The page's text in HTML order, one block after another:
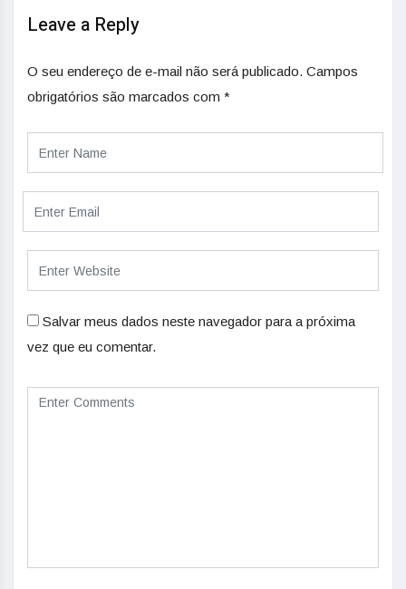
Leave a Reply
O seu endereço de e-mail não será publicado. Campos
obrigatórios são marcados com *
Salvar meus dados neste navegador para a próxima
vez que eu comentar.